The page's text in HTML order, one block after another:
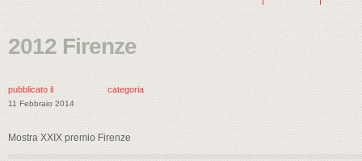
2012 Firenze
pubblicato il
11 Febbraio 2014
categoria
Mostra XXIX premio Firenze